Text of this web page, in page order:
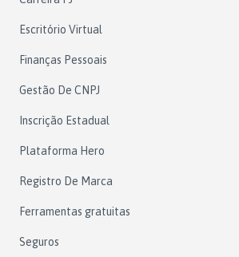
Escritório Virtual
Finanças Pessoais
Gestão De CNPJ
Inscrição Estadual
Plataforma Hero
Registro De Marca
Ferramentas gratuitas
Seguros